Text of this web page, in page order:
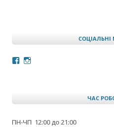
СОЦІАЛЬНІ
Facebook
Instagram
ЧАС
ПН-ЧП 12:00 до 21:00